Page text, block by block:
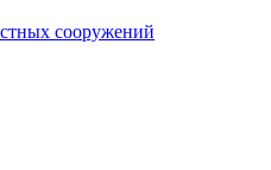
сооружений